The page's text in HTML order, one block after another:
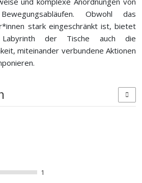
Obwohl das
stark eingeschränkt ist, bietet
Labyrinth der Tische auch die
miteinander verbundene Aktionen
1